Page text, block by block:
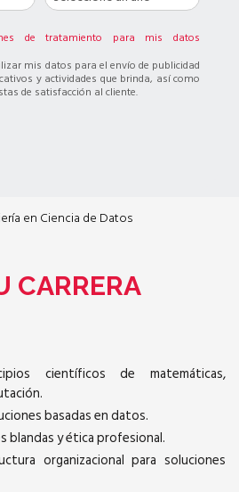
de tratamiento para mis datos
mis datos para el envío de publicidad
y actividades que brinda, así como
de satisfacción al cliente.
en Ciencia de Datos
CARRERA
científicos de matemáticas,
basadas en datos.
blandas y ética profesional.
organizacional para soluciones